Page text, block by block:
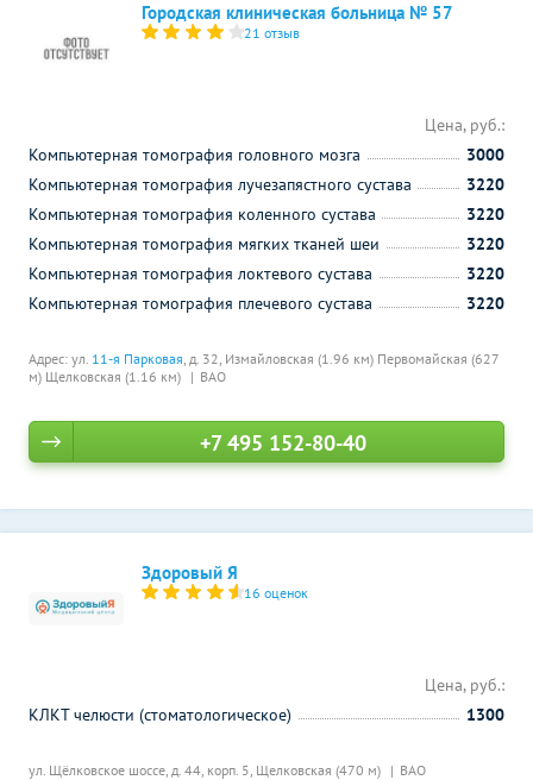
Городская клиническая больница № 57
21 отзыв
Адрес: ул. 11-я Парковая, д. 32, Измайловская (1.96 км) Первомайская (627
м) Щелковская (1.16 км) ВАО
Цена, руб.:
Компьютерная томография головного мозга
3000
Компьютерная томография лучезапястного сустава
3220
Компьютерная томография коленного сустава
3220
Компьютерная томография мягких тканей шеи
3220
Компьютерная томография локтевого сустава
3220
Компьютерная томография плечевого сустава
3220
+7 495 152-80-40
Здоровый Я
16 оценок
ул. Щёлковское шоссе, д. 44, корп. 5, Щелковская (470 м) ВАО
Цена, руб.:
КЛКТ челюсти (стоматологическое)
1300